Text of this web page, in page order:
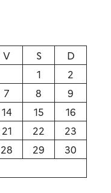
V S
D
1
2
7 8
9
14 15
16
21 22
23
28 29
30